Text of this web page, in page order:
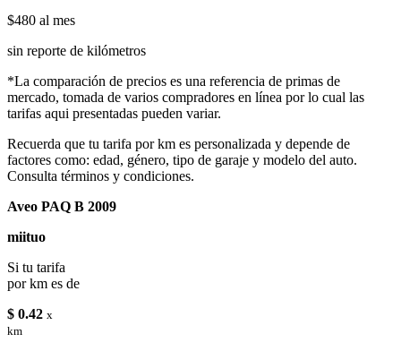
$480 al mes
sin reporte de kilómetros
*La comparación de precios es una referencia de primas de
mercado, tomada de varios compradores en línea por lo cual las
tarifas aqui presentadas pueden variar.
Recuerda que tu tarifa por km es personalizada y depende de
factores como: edad, género, tipo de garaje y modelo del auto.
Consulta términos y condiciones.
Aveo PAQ B 2009
miituo
Si tu tarifa
por km es de
$ 0.42 x
km